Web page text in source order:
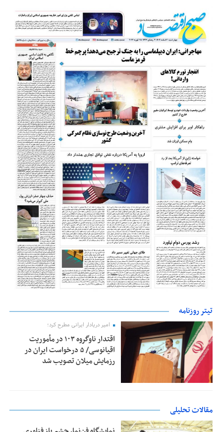
تیتر روزنامه
امیر دریادار ایرانی مطرح کرد؛
اقتدار ناوگروه ۱۰۳ در مأموریت‌
اقیانوسی/ ۵ درخواست ایران در
رزمایش میلان تصویب شد
مقالات تحلیلی